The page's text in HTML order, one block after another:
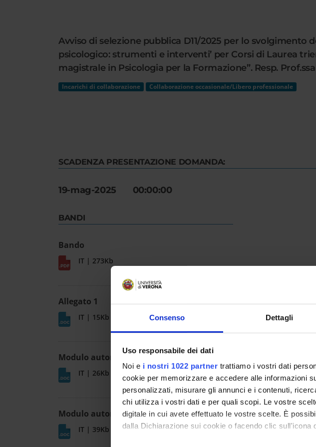
Consenso Dettagli
Uso responsabile dei dati
Noi e i nostri 1022 partner trattiamo i vostri dati
cookie per memorizzare e accedere alle informazioni
personalizzati, misurare gli annunci e i contenuti,
chi utilizza i vostri dati e per quali scopi. Le vostre
digitale in cui avete effettuato le vostre scelte. È
dalla Dichiarazione sui cookie o facendo clic sull'icona
Avviso di selezione pubblica D11/2025 per lo svolgimento
psicologico: strumenti e interventi’ per Corsi di Laurea
magistrale in Psicologia per la Formazione”. Resp.
Incarichi di collaborazione Collaborazione occasionale/Libero professionale
SCADENZA PRESENTAZIONE DOMANDA:
19-mag-2025 00:00:00
BANDI
Bando
IT | 273Kb
Allegato 1
IT | 15Kb
Modulo autorizzazione assegnisti
IT | 26Kb
Modulo autorizzazione dottorandi
IT | 39Kb